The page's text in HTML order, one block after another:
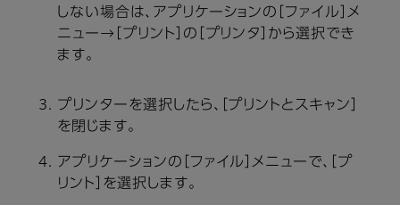
しない場合は、アプリケーションの［ファイル］メ
ニュー→［プリント］の［プリンタ］から選択でき
ます。
プリンターを選択したら、［プリントとスキャン］
を閉じます。
アプリケーションの［ファイル］メニューで、［プ
リント］を選択します。